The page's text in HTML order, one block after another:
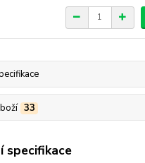
33
specifikace